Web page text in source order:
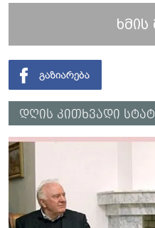
ხმის
დღის კითხვადი